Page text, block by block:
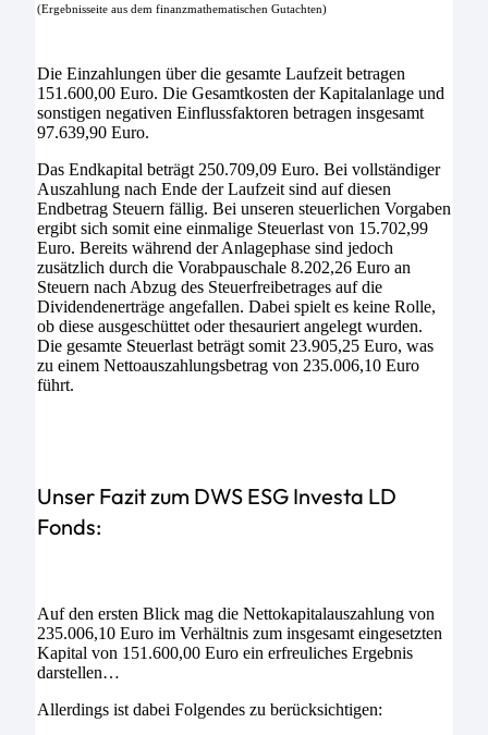
(Ergebnisseite aus dem finanzmathematischen Gutachten)
Die Einzahlungen über die gesamte Laufzeit betragen
151.600,00 Euro. Die Gesamtkosten der Kapitalanlage und
sonstigen negativen Einflussfaktoren betragen insgesamt
97.639,90 Euro.
Das Endkapital beträgt 250.709,09 Euro. Bei vollständiger
Auszahlung nach Ende der Laufzeit sind auf diesen
Endbetrag Steuern fällig. Bei unseren steuerlichen Vorgaben
ergibt sich somit eine einmalige Steuerlast von 15.702,99
Euro. Bereits während der Anlagephase sind jedoch
zusätzlich durch die Vorabpauschale 8.202,26 Euro an
Steuern nach Abzug des Steuerfreibetrages auf die
Dividendenerträge angefallen. Dabei spielt es keine Rolle,
ob diese ausgeschüttet oder thesauriert angelegt wurden.
Die gesamte Steuerlast beträgt somit 23.905,25 Euro, was
zu einem Nettoauszahlungsbetrag von 235.006,10 Euro
führt.
Unser Fazit zum DWS ESG Investa LD
Fonds:
Auf den ersten Blick mag die Nettokapitalauszahlung von
235.006,10 Euro im Verhältnis zum insgesamt eingesetzten
Kapital von 151.600,00 Euro ein erfreuliches Ergebnis
darstellen…
Allerdings ist dabei Folgendes zu berücksichtigen: